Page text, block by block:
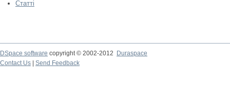
Статті
DSpace software copyright © 2002-2012
Duraspace
Contact Us
Send Feedback